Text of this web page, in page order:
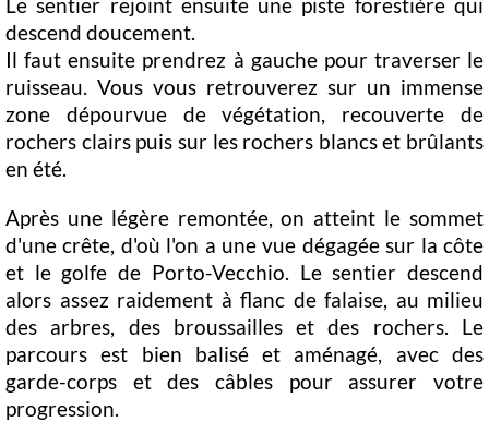
Le sentier rejoint ensuite une piste forestière qui
descend doucement.
Il faut ensuite prendrez à gauche pour traverser le
ruisseau. Vous vous retrouverez sur un immense
zone dépourvue de végétation, recouverte de
rochers clairs puis sur les rochers blancs et brûlants
en été.
Après une légère remontée, on atteint le sommet
d'une crête, d'où l'on a une vue dégagée sur la côte
et le golfe de Porto-Vecchio. Le sentier descend
alors assez raidement à flanc de falaise, au milieu
des arbres, des broussailles et des rochers. Le
parcours est bien balisé et aménagé, avec des
garde-corps et des câbles pour assurer votre
progression.